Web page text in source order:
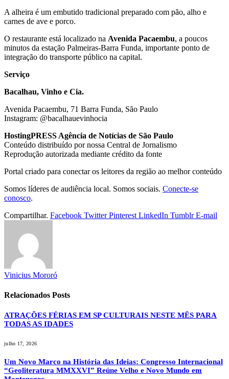
A alheira é um embutido tradicional preparado com pão, alho e
carnes de ave e porco.
O restaurante está localizado na Avenida Pacaembu, a poucos
minutos da estação Palmeiras-Barra Funda, importante ponto de
integração do transporte público na capital.
Serviço
Bacalhau, Vinho e Cia.
Avenida Pacaembu, 71 Barra Funda, São Paulo
Instagram: @bacalhauevinhocia
HostingPRESS Agência de Notícias de São Paulo
Conteúdo distribuído por nossa Central de Jornalismo
Reprodução autorizada mediante crédito da fonte
Portal criado para conectar os leitores da região ao melhor conteúdo
Somos líderes de audiência local. Somos sociais. Conecte-se
conosco.
Compartilhar. Facebook Twitter Pinterest LinkedIn Tumblr E-mail
Vinicius Mororó
Relacionados Posts
ATRAÇÕES FÉRIAS EM SP CULTURAIS NESTE MÊS PARA
TODAS AS IDADES
julho 17, 2026
Um Novo Marco na História das Ideias: Congresso Internacional
“Geoliteratura MMXXVI” Reúne Velho e Novo Mundo em